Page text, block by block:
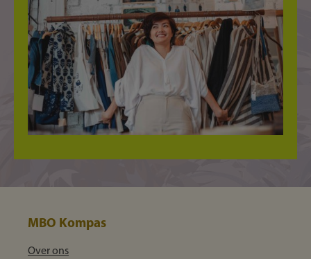
MBO Kompas
Over ons